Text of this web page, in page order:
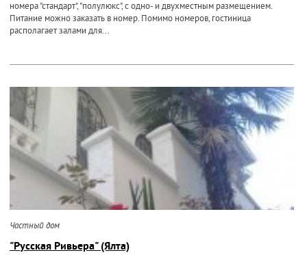
номера "стандарт", "полулюкс", с одно- и двухместным размещением.
Питание можно заказать в номер. Помимо номеров, гостиница
располагает залами для...
Частный дом
"Русская Ривьера" (Ялта)